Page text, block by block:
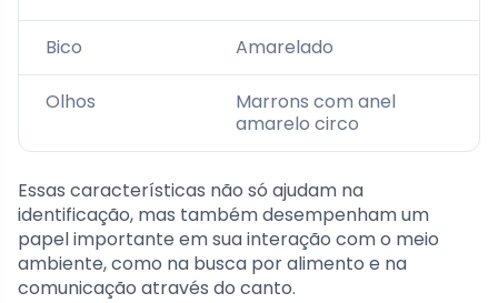
Bico Amarelado
Olhos
Marrons com anel
amarelo circo
Essas características não só ajudam na
identificação, mas também desempenham um
papel importante em sua interação com o meio
ambiente, como na busca por alimento e na
comunicação através do canto.